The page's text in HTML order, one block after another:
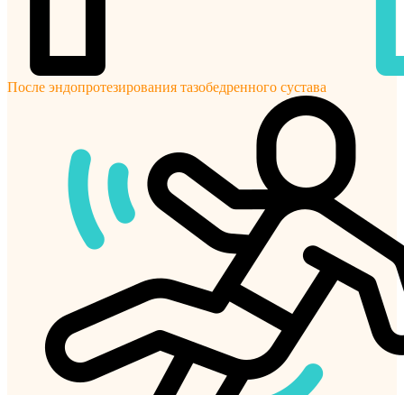
После эндопротезирования тазобедренного сустава